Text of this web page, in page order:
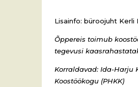
Lisainfo: büroojuht Kerli
Õppereis toimub
tegevusi
Korraldavad: Ida-Harju
Koostöökogu (PHKK)